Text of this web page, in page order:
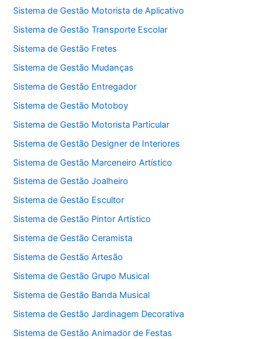
Sistema de Gestão Motorista de Aplicativo
Sistema de Gestão Transporte Escolar
Sistema de Gestão Fretes
Sistema de Gestão Mudanças
Sistema de Gestão Entregador
Sistema de Gestão Motoboy
Sistema de Gestão Motorista Particular
Sistema de Gestão Designer de Interiores
Sistema de Gestão Marceneiro Artístico
Sistema de Gestão Joalheiro
Sistema de Gestão Escultor
Sistema de Gestão Pintor Artístico
Sistema de Gestão Ceramista
Sistema de Gestão Artesão
Sistema de Gestão Grupo Musical
Sistema de Gestão Banda Musical
Sistema de Gestão Jardinagem Decorativa
Sistema de Gestão Animador de Festas